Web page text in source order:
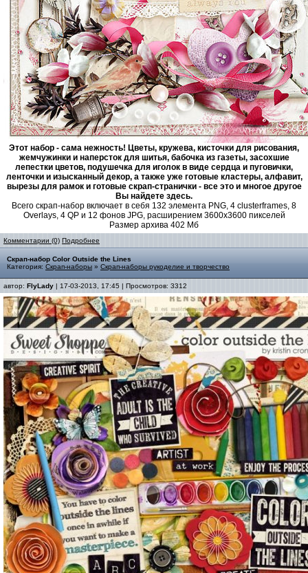
Этот набор - сама нежность! Цветы, кружева, кисточки для рисования,
жемчужинки и наперсток для шитья, бабочка из газеты, засохшие
лепестки цветов, подушечка для иголок в виде сердца и пуговички,
ленточки и изысканный декор, а также уже готовые кластеры, алфавит,
вырезы для рамок и готовые скрап-странички - все это и многое другое
Вы найдете здесь.
Всего скрап-набор включает в себя 132 элемента PNG, 4 clusterframes, 8
Overlays, 4 QP и 12 фонов JPG, расширением 3600x3600 пикселей
Размер архива 402 Мб
Комментарии (0) Подробнее
Скрап-набор Color Outside the Lines
Категория: Скрап-наборы » Скрап-наборы рукоделие и творчество
автор: FlyLady | 17-03-2013, 17:45 | Просмотров: 3312